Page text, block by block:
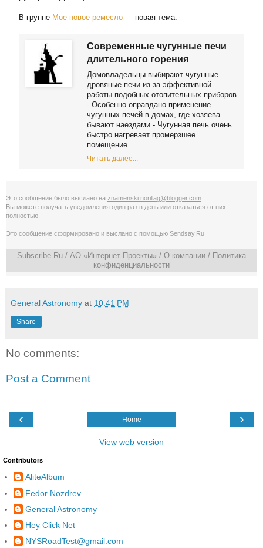
В группе Мое новое ремесло — новая тема:
Современные чугунные печи
длительного горения
Домовладельцы выбирают чугунные
дровяные печи из-за эффективной
работы подобных отопительных приборов
- Особенно оправдано применение
чугунных печей в домах, где хозяева
бывают наездами - Чугунная печь очень
быстро нагревает промерзшее
помещение...
Читать далее...
Это сообщение было выслано на znamenski.norillag@blogger.com
Вы можете получать уведомления один раз в день или отказаться от них
полностью
Это сообщение сформировано и выслано с помощью Sendsay.Ru
Subscribe.Ru / АО «Интернет-Проекты» / О компании / Политика
конфиденциальности
General Astronomy at 10:41 PM
Share
No comments:
Post a Comment
‹ ›
Home
View web version
Contributors
AliteAlbum
Fedor Nozdrev
General Astronomy
Hey Click Net
NYSRoadTest@gmail.com